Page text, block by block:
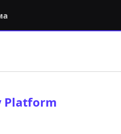
Platform